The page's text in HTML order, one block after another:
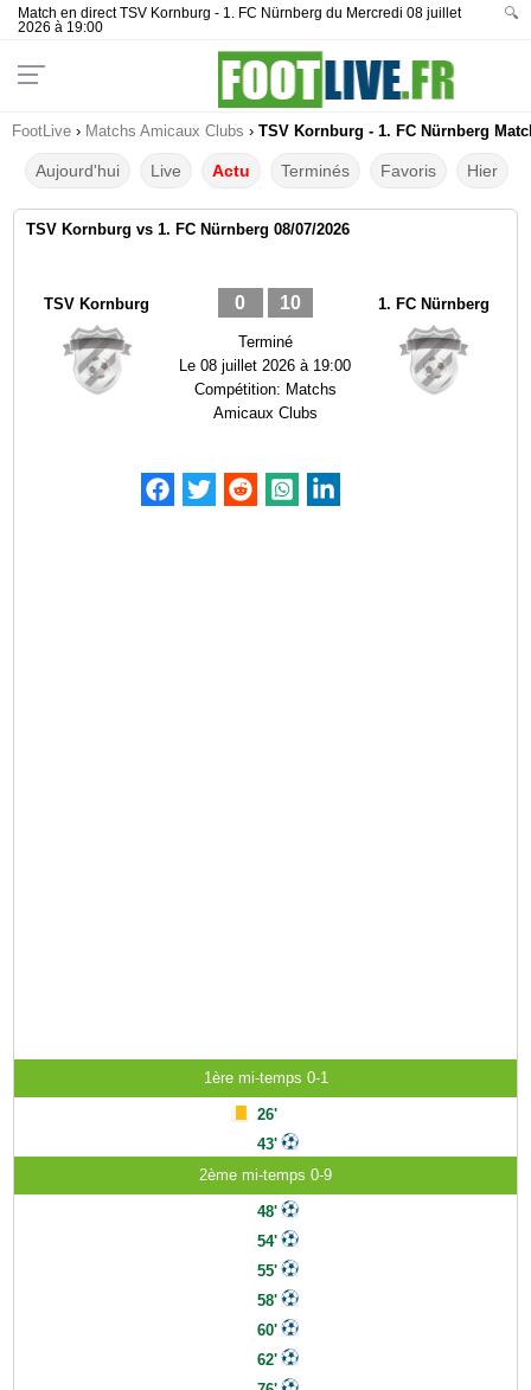
Match en direct TSV Kornburg - 1. FC Nürnberg du Mercredi 08 juillet
2026 à 19:00
🔍
FootLive › Matchs Amicaux Clubs › TSV Kornburg - 1. FC Nürnberg
Aujourd'hui Live Actu Terminés Favoris Hier
TSV Kornburg vs 1. FC Nürnberg 08/07/2026
TSV Kornburg 0 10
Terminé
Le08 juillet 2026 à 19:00
Compétition: Matchs
Amicaux Clubs
1. FC Nürnberg
1ère mi-temps 0-1
26'
43'
2ème mi-temps 0-9
48'
54'
55'
58'
60'
62'